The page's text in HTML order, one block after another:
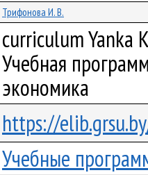
Трифонова И. В.
curriculum Yanka
Учебная
экономика
https://
Учебные